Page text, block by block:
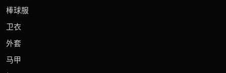
棒球服
卫衣
外套
马甲